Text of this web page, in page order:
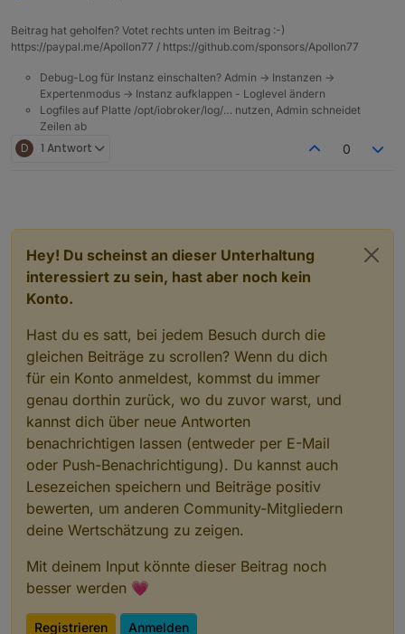
Danke,habe aber dann diese Meldung
Adapter "admin.0" has no setting "ssl".
No parameters set.
Beitrag hat geholfen? Votet rechts unten im Beitrag :-)
https://paypal.me/Apollon77 / https://github.com/sponsors/Apollon77
Debug-Log für Instanz einschalten? Admin -> Instanzen ->
Expertenmodus -> Instanz aufklappen - Loglevel ändern
Logfiles auf Platte /opt/iobroker/log/… nutzen, Admin schneidet
Zeilen ab
D 1 Antwort 0
Hey! Du scheinst an dieser Unterhaltung
interessiert zu sein, hast aber noch kein
Konto.
Hast du es satt, bei jedem Besuch durch die
gleichen Beiträge zu scrollen? Wenn du dich
für ein Konto anmeldest, kommst du immer
genau dorthin zurück, wo du zuvor warst, und
kannst dich über neue Antworten
benachrichtigen lassen (entweder per E-Mail
oder Push-Benachrichtigung). Du kannst auch
Lesezeichen speichern und Beiträge positiv
bewerten, um anderen Community-Mitgliedern
deine Wertschätzung zu zeigen.
Mit deinem Input könnte dieser Beitrag noch
besser werden 💗
Registrieren Anmelden